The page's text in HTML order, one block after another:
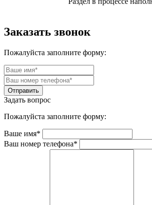
Заказать звонок
Пожалуйста заполните форму:
Задать вопрос
Пожалуйста заполните форму:
Ваше имя*
Ваш номер телефона*